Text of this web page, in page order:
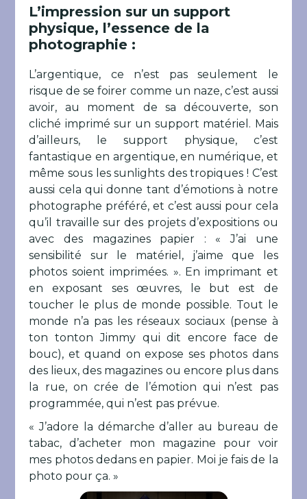
L’impression sur un support
physique, l’essence de la
photographie :
L’argentique, ce n’est pas seulement le
risque de se foirer comme un naze, c’est aussi
avoir, au moment de sa découverte, son
cliché imprimé sur un support matériel. Mais
d’ailleurs, le support physique, c’est
fantastique en argentique, en numérique, et
même sous les sunlights des tropiques ! C’est
aussi cela qui donne tant d’émotions à notre
photographe préféré, et c’est aussi pour cela
qu’il travaille sur des projets d’expositions ou
avec des magazines papier : « J’ai une
sensibilité sur le matériel, j’aime que les
photos soient imprimées. ». En imprimant et
en exposant ses œuvres, le but est de
toucher le plus de monde possible. Tout le
monde n’a pas les réseaux sociaux (pense à
ton tonton Jimmy qui dit encore face de
bouc), et quand on expose ses photos dans
des lieux, des magazines ou encore plus dans
la rue, on crée de l’émotion qui n’est pas
programmée, qui n’est pas prévue.
« J’adore la démarche d’aller au bureau de
tabac, d’acheter mon magazine pour voir
mes photos dedans en papier. Moi je fais de la
photo pour ça. »